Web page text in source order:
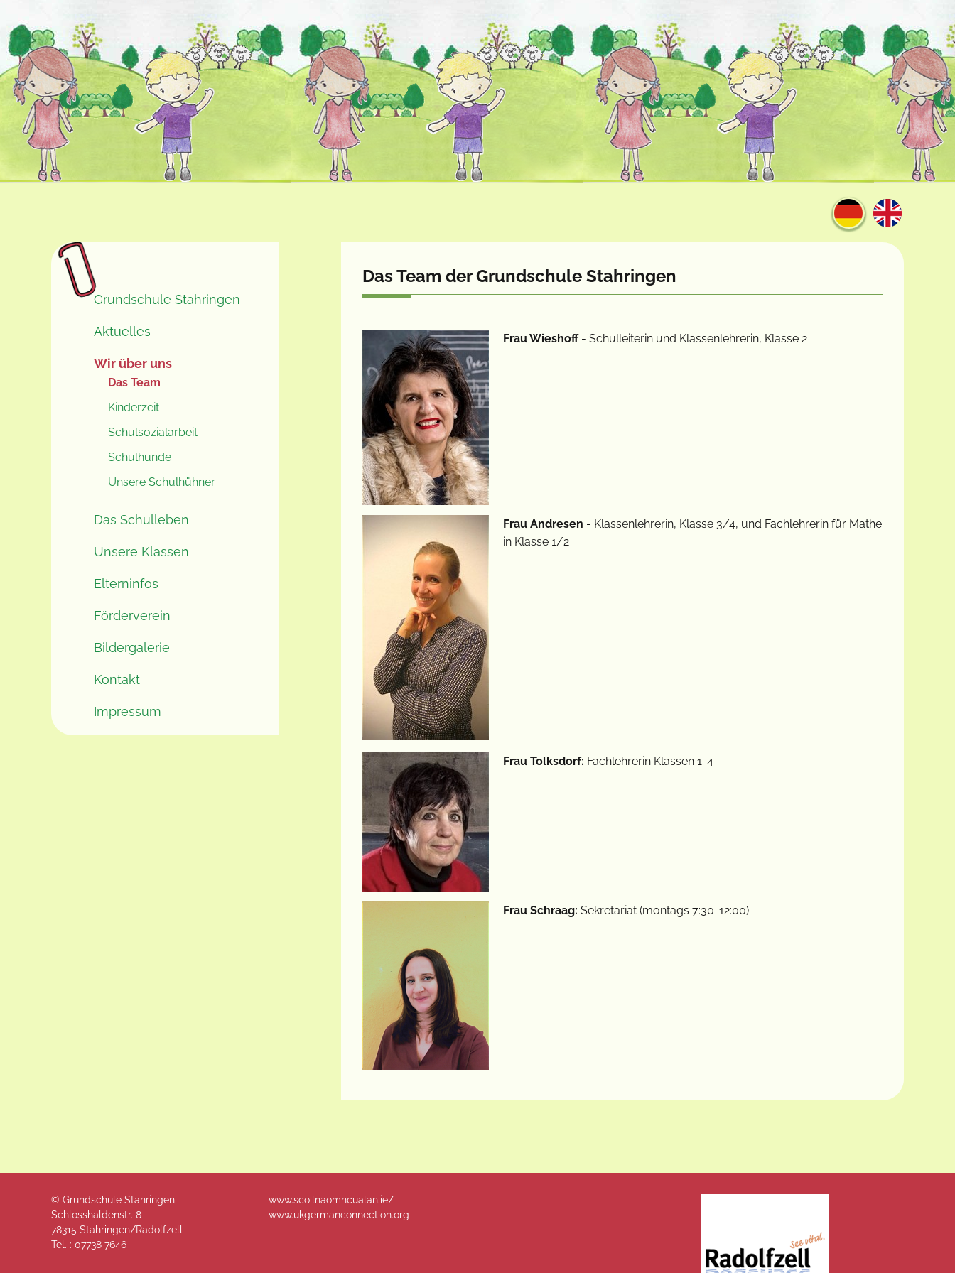
Grundschule Stahringen
Aktuelles
Wir über uns
Das Team
Kinderzeit
Schulsozialarbeit
Schulhunde
Unsere Schulhühner
Das Schulleben
Unsere Klassen
Elterninfos
Förderverein
Bildergalerie
Kontakt
Impressum
Das Team der Grundschule Stahringen
Frau Wieshoff- Schulleiterin und Klassenlehrerin, Klasse 2
Frau Andresen - Klassenlehrerin, Klasse 3/4, und Fachlehrerin für Mathe
in Klasse 1/2
Frau Tolksdorf: Fachlehrerin Klassen 1-4
Frau Schraag: Sekretariat (montags 7:30-12:00)
© Grundschule Stahringen
Schlosshaldenstr. 8
78315 Stahringen/Radolfzell
Tel. : 07738 7646
www.scoilnaomhcualan.ie/
www.ukgermanconnection.org